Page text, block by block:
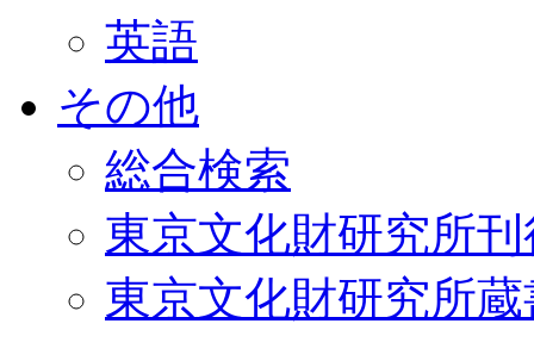
英語
その他
総合検索
東京文化財研究所
東京文化財研究所